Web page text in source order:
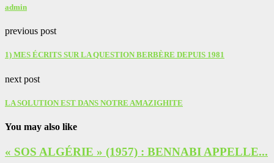
admin
previous post
1) MES ÉCRITS SUR LA QUESTION BERBÈRE DEPUIS 1981
next post
LA SOLUTION EST DANS NOTRE AMAZIGHITE
You may also like
« SOS ALGÉRIE » (1957) : BENNABI APPELLE...